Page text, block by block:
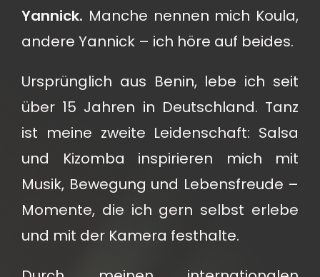
Yannick. Manche nennen mich Koula,
andere Yannick – ich höre auf beides.
Ursprünglich aus Benin, lebe ich seit
über 15 Jahren in Deutschland. Tanz
ist meine zweite Leidenschaft: Salsa
und Kizomba inspirieren mich mit
Musik, Bewegung und Lebensfreude –
Momente, die ich gern selbst erlebe
und mit der Kamera festhalte.